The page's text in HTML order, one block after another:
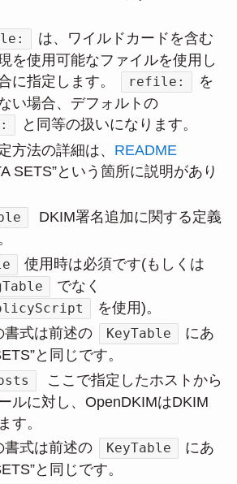
は、ワイルドカードを含む
を使用可能なファイルを使用し
に指定します。
refile:
を
い場合、デフォルトの
と同等の扱いになります。
方法の詳細は、 README
SETS”という箇所に説明があり
DKIM署名追加に関する定義
使用時は必須です(もしくは
でなく
を使用)。
書式は前述の
KeyTable
にあ
と同じです。
ここで指定したホストから
ルに対し、OpenDKIMはDKIM
す。
書式は前述の
KeyTable
にあ
と同じです。